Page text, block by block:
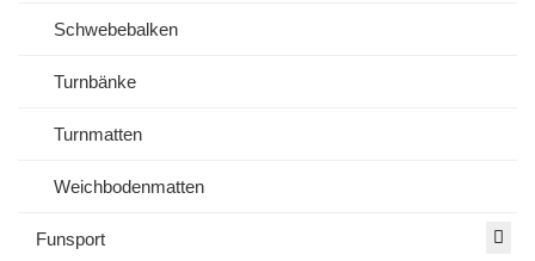
Schwebebalken
Turnbänke
Turnmatten
Weichbodenmatten
Funsport